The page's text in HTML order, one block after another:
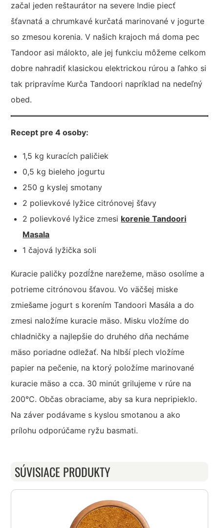
začal jeden reštaurátor na severe Indie piecť
šťavnatá a chrumkavé kurčatá marinované v jogurte
so zmesou korenia. V našich krajoch má doma pec
Tandoor asi málokto, ale jej funkciu môžeme celkom
dobre nahradiť klasickou elektrickou rúrou a ľahko si
tak pripravíme Kurča Tandoori napríklad na nedeľný
obed.
Recept pre 4 osoby:
1,5 kg kuracích paličiek
0,5 kg bieleho jogurtu
250 g kyslej smotany
2 polievkové lyžice citrónovej šťavy
2 polievkové lyžice zmesi korenie Tandoori
Masala
1 čajová lyžička soli
Kuracie paličky pozdĺžne narežeme, mäso osolíme a
potrieme citrónovou šťavou. Vo väčšej miske
zmiešame jogurt s korením Tandoori Masála a do
zmesi naložíme kuracie mäso. Misku vložíme do
chladničky a najlepšie do druhého dňa necháme
mäso poriadne odležať. Na hlbší plech vložíme
papier na pečenie, na ktorý položíme marinované
kuracie mäso a cca. 30 minút grilujeme v rúre na
200°C. Občas obraciame, aby sa kura nepripieklo.
Na záver podávame s kyslou smotanou a ako
prílohu odporúčame ryžu basmati.
SÚVISIACE PRODUKTY